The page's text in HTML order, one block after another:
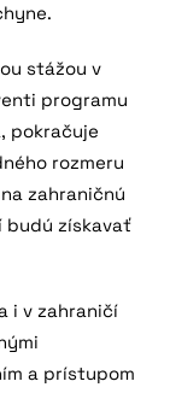
stážou v
programu
pokračuje
rozmeru
zahraničnú
získavať
i v zahraničí
a prístupom